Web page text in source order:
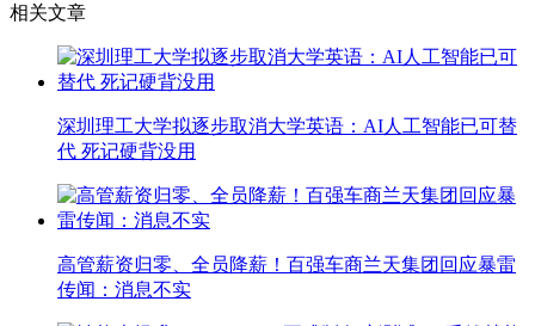
相关文章
深圳理工大学拟逐步取消大学英语：AI人工智能已可替
代 死记硬背没用
高管薪资归零、全员降薪！百强车商兰天集团回应暴雷
传闻：消息不实